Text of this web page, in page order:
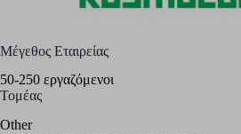
Μέγεθος Εταιρείας
50-250 εργαζόμενοι
Τομέας
Other